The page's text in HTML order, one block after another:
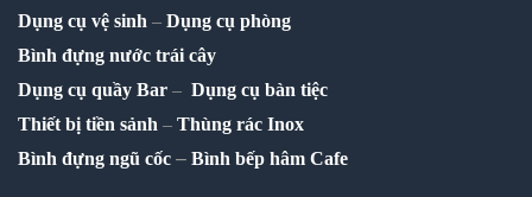
Dụng cụ vệ sinh – Dụng cụ phòng
Bình đựng nước trái cây
Dụng cụ quầy Bar – Dụng cụ bàn tiệc
Thiết bị tiền sảnh – Thùng rác Inox
Bình đựng ngũ cốc – Bình bếp hâm Cafe